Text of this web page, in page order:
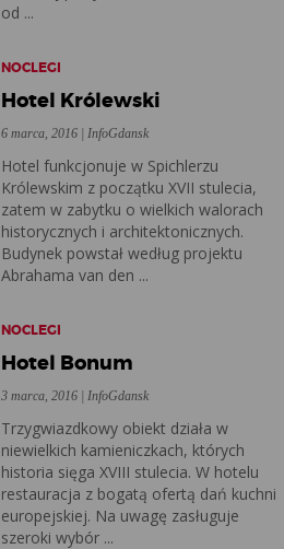
od ...
NOCLEGI
Hotel Królewski
6 marca, 2016 | InfoGdansk
Hotel funkcjonuje w Spichlerzu
Królewskim z początku XVII stulecia,
zatem w zabytku o wielkich walorach
historycznych i architektonicznych.
Budynek powstał według projektu
Abrahama van den ...
NOCLEGI
Hotel Bonum
3 marca, 2016 | InfoGdansk
Trzygwiazdkowy obiekt działa w
niewielkich kamieniczkach, których
historia sięga XVIII stulecia. W hotelu
restauracja z bogatą ofertą dań kuchni
europejskiej. Na uwagę zasługuje
szeroki wybór ...